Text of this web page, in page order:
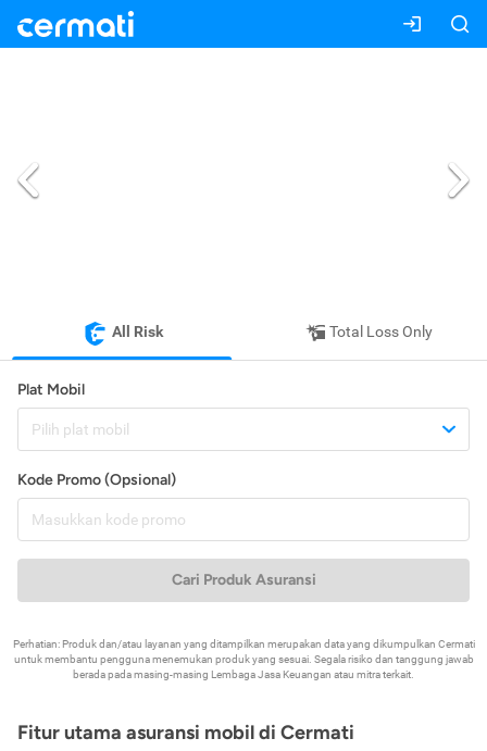
All Risk Total Loss Only
Plat Mobil
Pilih plat mobil
Kode Promo (Opsional)
Cari Produk Asuransi
Perhatian: Produk dan/atau layanan yang ditampilkan merupakan data yang dikumpulkan Cermati
untuk membantu pengguna menemukan produk yang sesuai. Segala risiko dan tanggung jawab
berada pada masing-masing Lembaga Jasa Keuangan atau mitra terkait.
Fitur utama asuransi mobil di Cermati